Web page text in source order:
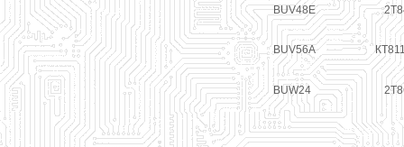
BUV48E
BUV56A
BUW24